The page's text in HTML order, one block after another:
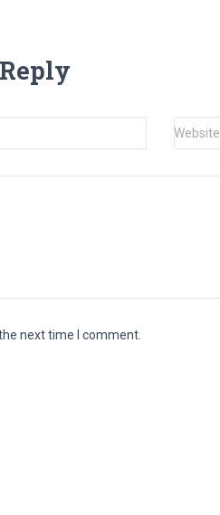
Website
next time I comment.